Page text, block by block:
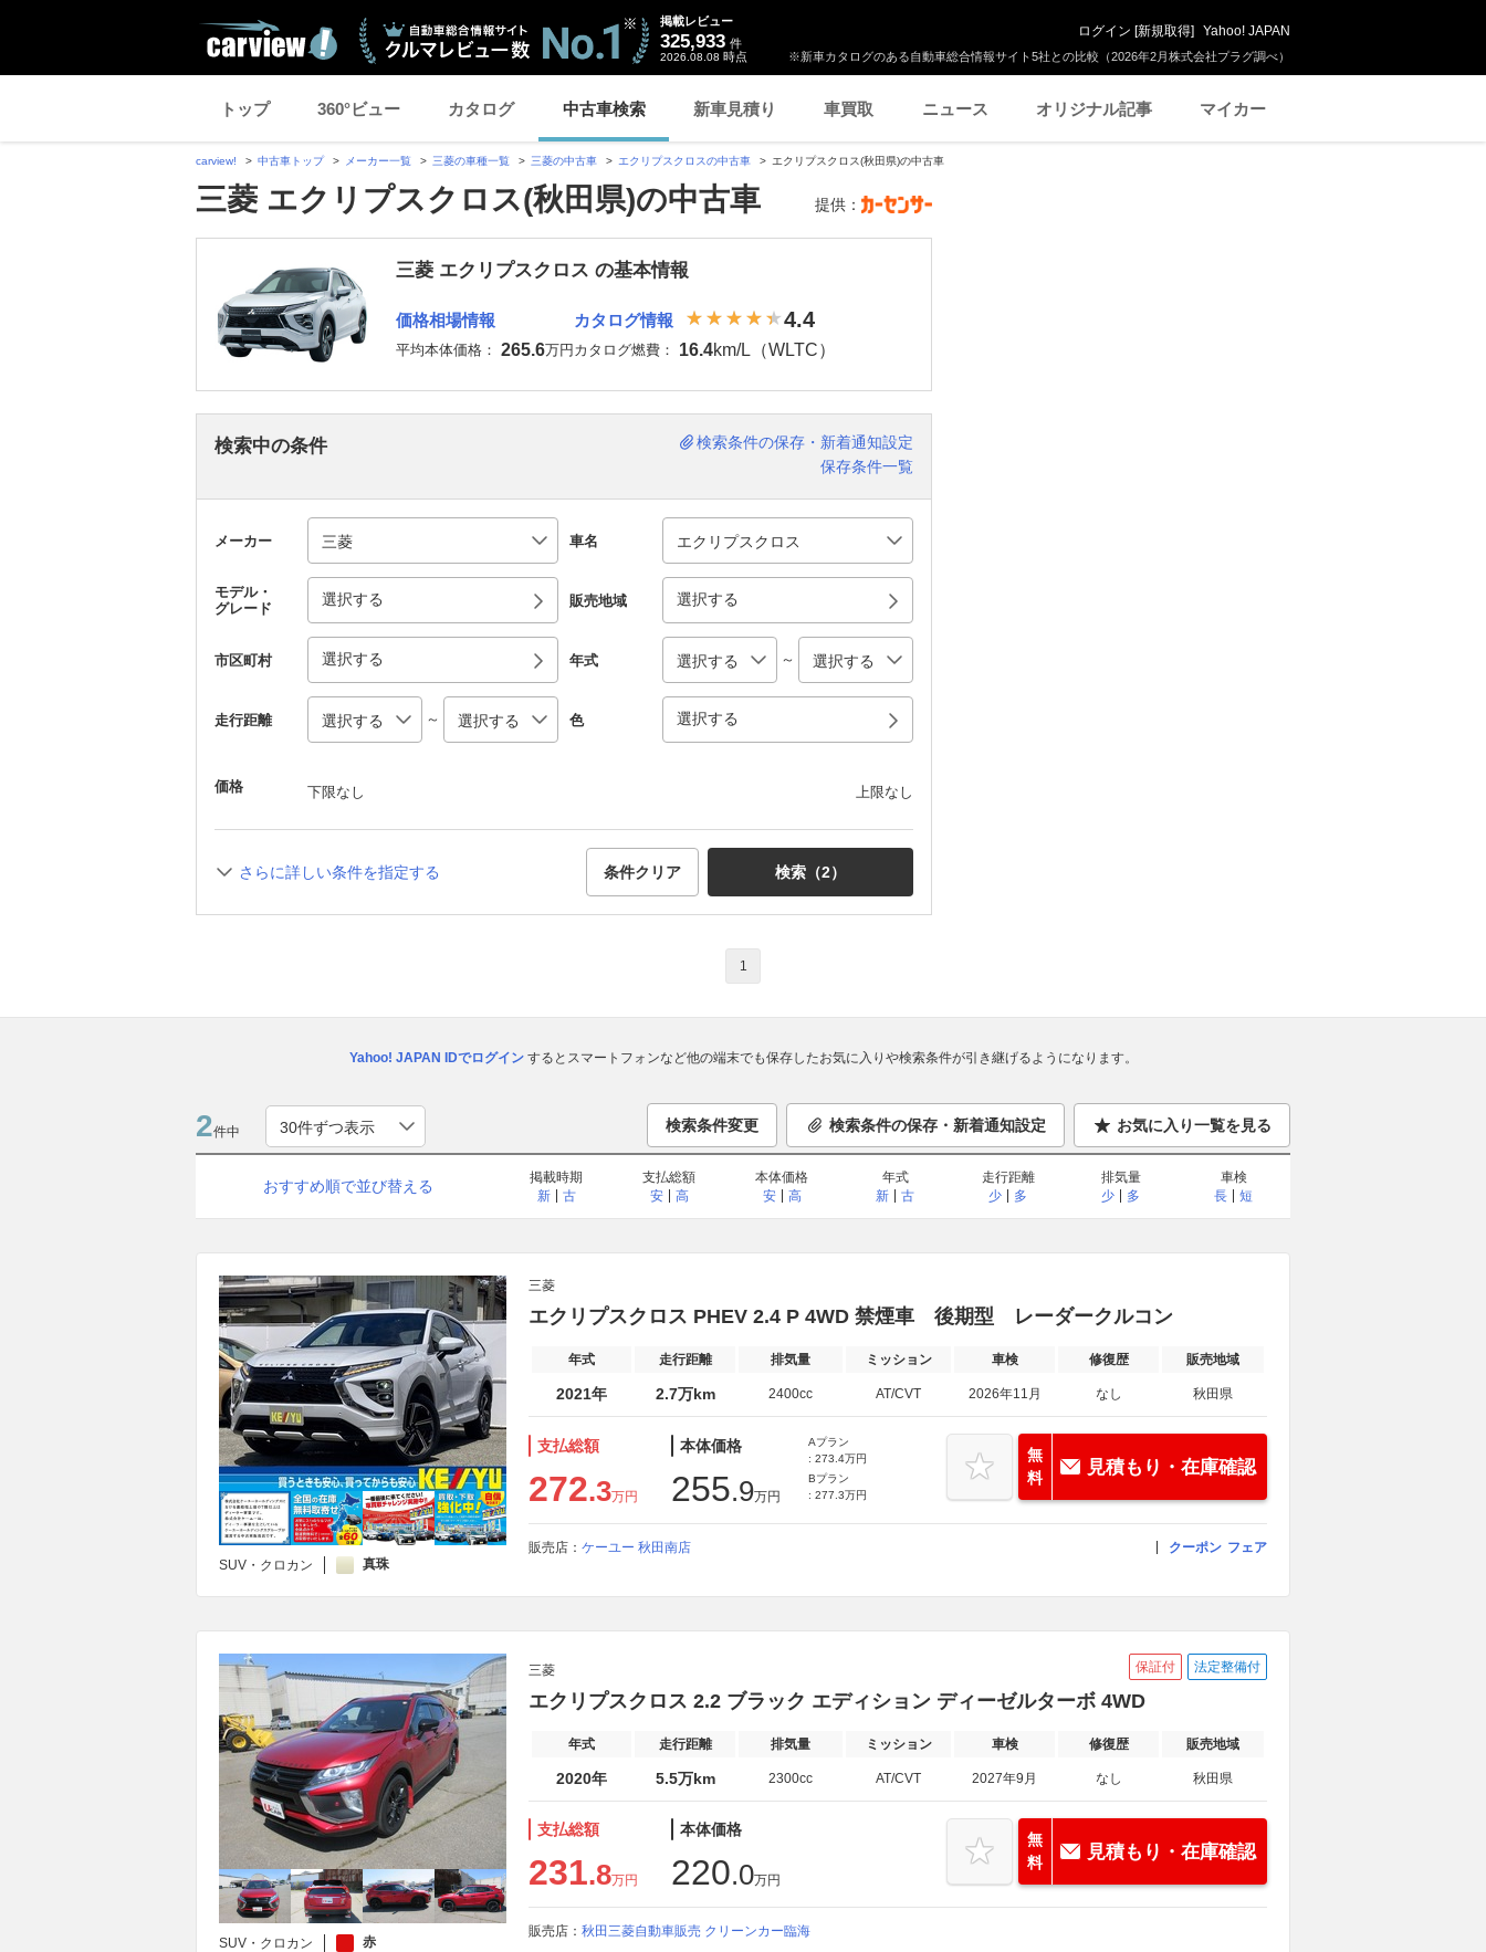
※新車カタログのある自動車総合情報サイト5社との比較（2026年2月株式会社プラグ調べ）
掲載レビュー
325,933 件
2026.08.08 時点
ログイン [新規取得] Yahoo! JAPAN
トップ 360°ビュー カタログ 中古車検索 新車見積り 車買取 ニュース オリジナル記事 マイカー
carview! 中古車トップ メーカー一覧 三菱の車種一覧 三菱の中古車 エクリプスクロスの中古車 エクリプスクロス(秋田県)の中古車
三菱 エクリプスクロス(秋田県)の中古車 提供：
三菱 エクリプスクロス の基本情報
価格相場情報
平均本体価格： 265.6万円
カタログ情報 4.4
カタログ燃費： 16.4km/L（WLTC）
検索中の条件
検索条件の保存・新着通知設定
保存条件一覧
メーカー 車名
モデル・
グレード
選択する 販売地域 選択する
市区町村 選択する 年式 ～
走行距離 ～ 色 選択する
価格 下限なし 上限なし
さらに詳しい条件を指定する 条件クリア 検索（2）
1
Yahoo! JAPAN IDでログインするとスマートフォンなど他の端末でも保存したお気に入りや検索条件が引き継げるようになります。
2件中 検索条件変更 検索条件の保存・新着通知設定 お気に入り一覧を見る
おすすめ順で並び替える
掲載時期
新
古
支払総額
安
高
本体価格
安
高
年式
新
古
走行距離
少
多
排気量
少
多
車検
長
短
SUV・クロカン 真珠
三菱
エクリプスクロス PHEV 2.4 P 4WD 禁煙車 後期型 レーダークルコン
年式 走行距離 排気量 ミッション 車検 修復歴 販売地域
2021年 2.7万km 2400cc AT/CVT 2026年11月 なし 秋田県
支払総額
272.3万円
本体価格
255.9万円
Aプラン
: 273.4万円
Bプラン
: 277.3万円
無
料
見積もり・在庫確認
販売店： ケーユー 秋田南店 クーポン フェア
SUV・クロカン 赤
三菱 保証付 法定整備付
エクリプスクロス 2.2 ブラック エディション ディーゼルターボ 4WD
年式 走行距離 排気量 ミッション 車検 修復歴 販売地域
2020年 5.5万km 2300cc AT/CVT 2027年9月 なし 秋田県
支払総額
231.8万円
本体価格
220.0万円
無
料
見積もり・在庫確認
販売店： 秋田三菱自動車販売 クリーンカー臨海